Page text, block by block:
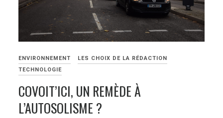
ENVIRONNEMENT
LES CHOIX DE LA RÉDACTION
TECHNOLOGIE
COVOIT’ICI, UN REMÈDE À
L’AUTOSOLISME ?